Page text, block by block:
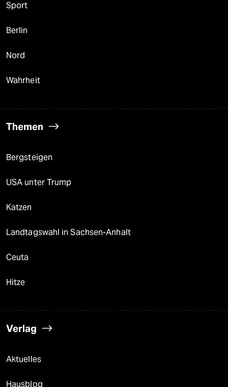
Sport
Berlin
Nord
Wahrheit
Themen
Bergsteigen
USA unter Trump
Katzen
Landtagswahl in Sachsen-Anhalt
Ceuta
Hitze
Verlag
Aktuelles
Hausblog